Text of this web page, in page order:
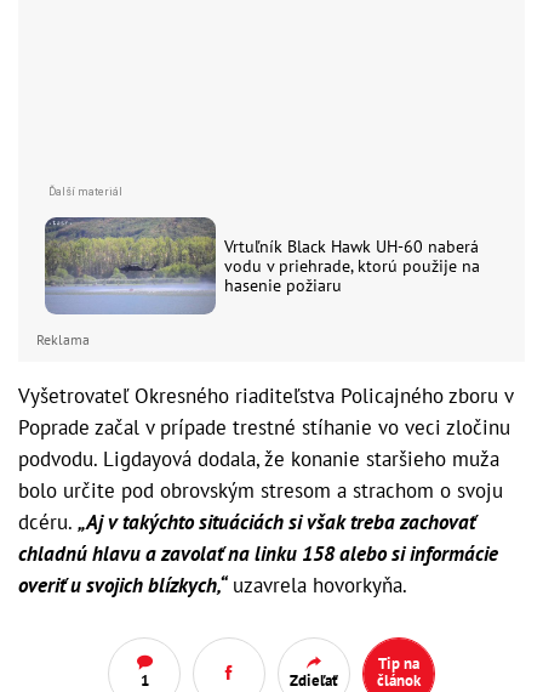
Vrtuľník Black Hawk UH-60 naberá
vodu v priehrade, ktorú použije na
hasenie požiaru
Reklama
Vyšetrovateľ Okresného riaditeľstva Policajného zboru v
Poprade začal v prípade trestné stíhanie vo veci zločinu
podvodu. Ligdayová dodala, že konanie staršieho muža
bolo určite pod obrovským stresom a strachom o svoju
dcéru. „Aj v takýchto situáciách si však treba zachovať
chladnú hlavu a zavolať na linku 158 alebo si informácie
overiť u svojich blízkych,“uzavrela hovorkyňa.
1 Zdieľať
Tip na
článok